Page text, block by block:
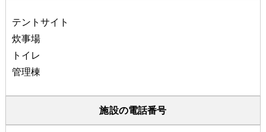
テントサイト
炊事場
トイレ
管理棟
施設の電話番号